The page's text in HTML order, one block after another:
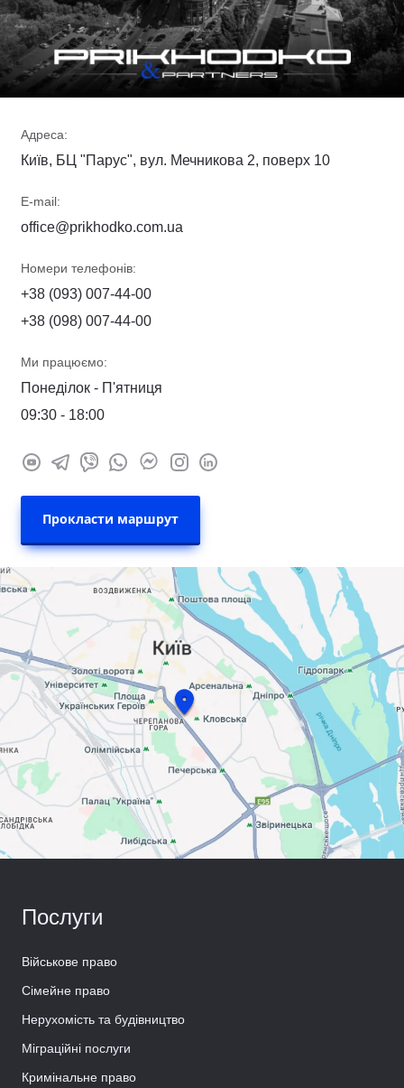
Адреса:
Київ, БЦ "Парус", вул. Мечникова 2, поверх 10
E-mail:
office@prikhodko.com.ua
Номери телефонів:
+38 (093) 007-44-00
+38 (098) 007-44-00
Ми працюємо:
Понеділок - П'ятниця
09:30 - 18:00
Прокласти маршрут
Послуги
Військове право
Сімейне право
Нерухомість та будівництво
Міграційні послуги
Кримінальне право